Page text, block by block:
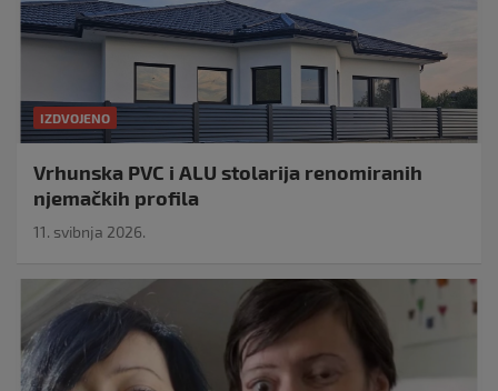
IZDVOJENO
Vrhunska PVC i ALU stolarija renomiranih
njemačkih profila
11. svibnja 2026.